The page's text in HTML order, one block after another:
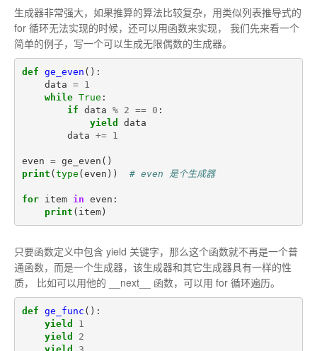
生成器非常强大，如果推算的算法比较复杂，用类似列表推导式的
for 循环无法实现的时候，还可以用函数来实现， 我们先来看一个
简单的例子，写一个可以生成无限偶数的生成器。
def ge_even ():
data =
1
while True :
if data % 2 == 0 :
yield
data
data += 1
even = ge_even ()
print (type (even )) # even 是个生成器
for item in even :
print ( item)
只要函数定义中包含 yield 关键字，那么这个函数就不再是一个普
通函数，而是一个生成器，该生成器和其它生成器具有一样的性
质， 比如可以用他的 __next__ 函数，可以用 for 循环遍历。
def ge_func ():
yield
1
yield
2
yield
3